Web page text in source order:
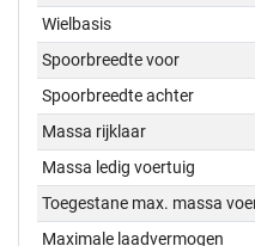
Wielbasis
Spoorbreedte voor
Spoorbreedte achter
Massa rijklaar
Massa ledig voertuig
Toegestane max. massa
Maximale laadvermogen